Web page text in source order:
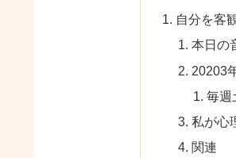
自分を客
本日の
20203
毎週
私が心
関連